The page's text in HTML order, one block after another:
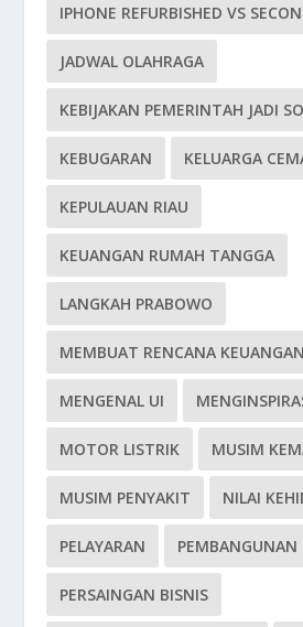
IPHONE REFURBISHED VS
JADWAL OLAHRAGA
KEBIJAKAN PEMERINTAH JADI
KEBUGARAN KELUARGA
KEPULAUAN RIAU
KEUANGAN RUMAH TANGGA
LANGKAH PRABOWO
MEMBUAT RENCANA
MENGENAL UI
MOTOR LISTRIK MUSIM
MUSIM PENYAKIT NILAI
PELAYARAN PEMBANGUNAN
PERSAINGAN BISNIS